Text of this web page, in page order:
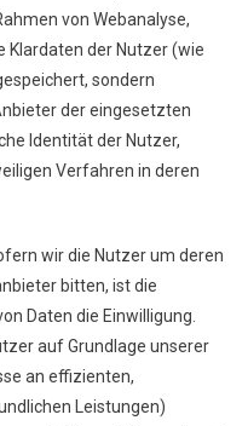
von Webanalyse,
Klardaten der Nutzer (wie
sondern
der eingesetzten
Identität der Nutzer,
Verfahren in deren
wir die Nutzer um deren
bitten, ist die
Daten die Einwilligung.
auf Grundlage unserer
an effizienten,
Leistungen)